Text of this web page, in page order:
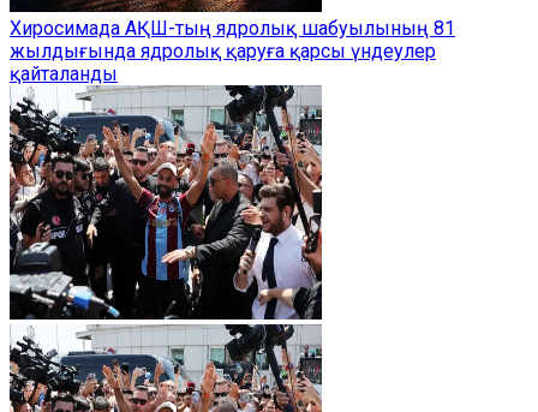
Хиросимада АҚШ-тың ядролық шабуылының 81
жылдығында ядролық қаруға қарсы үндеулер
қайталанды